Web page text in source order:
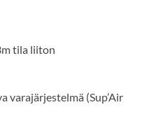
tila liiton
varajärjestelmä (Sup’Air